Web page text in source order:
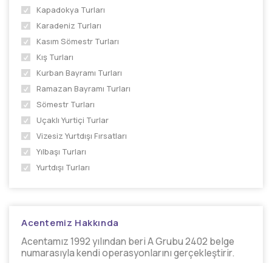
Kapadokya Turları
Karadeniz Turları
Kasım Sömestr Turları
Kış Turları
Kurban Bayramı Turları
Ramazan Bayramı Turları
Sömestr Turları
Uçaklı Yurtiçi Turlar
Vizesiz Yurtdışı Fırsatları
Yılbaşı Turları
Yurtdışı Turları
Acentemiz Hakkında
Acentamız 1992 yılından beri A Grubu 2402 belge
numarasıyla kendi operasyonlarını gerçekleştirir.